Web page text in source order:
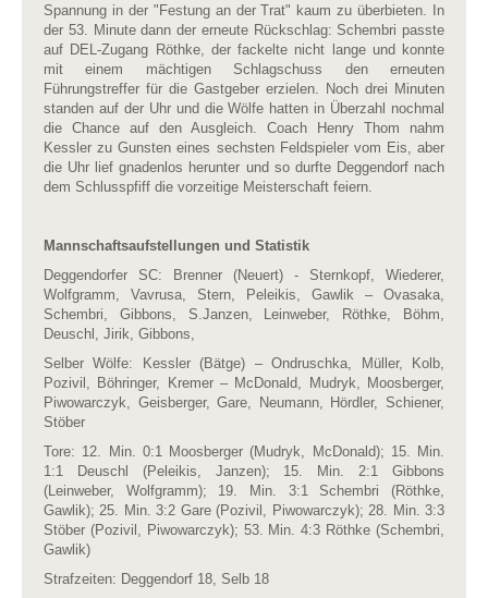
Spannung in der "Festung an der Trat" kaum zu überbieten. In
der 53. Minute dann der erneute Rückschlag: Schembri passte
auf DEL-Zugang Röthke, der fackelte nicht lange und konnte
mit einem mächtigen Schlagschuss den erneuten
Führungstreffer für die Gastgeber erzielen. Noch drei Minuten
standen auf der Uhr und die Wölfe hatten in Überzahl nochmal
die Chance auf den Ausgleich. Coach Henry Thom nahm
Kessler zu Gunsten eines sechsten Feldspieler vom Eis, aber
die Uhr lief gnadenlos herunter und so durfte Deggendorf nach
dem Schlusspfiff die vorzeitige Meisterschaft feiern.
Mannschaftsaufstellungen und Statistik
Deggendorfer SC: Brenner (Neuert) - Sternkopf, Wiederer,
Wolfgramm, Vavrusa, Stern, Peleikis, Gawlik – Ovasaka,
Schembri, Gibbons, S.Janzen, Leinweber, Röthke, Böhm,
Deuschl, Jirik, Gibbons,
Selber Wölfe: Kessler (Bätge) – Ondruschka, Müller, Kolb,
Pozivil, Böhringer, Kremer – McDonald, Mudryk, Moosberger,
Piwowarczyk, Geisberger, Gare, Neumann, Hördler, Schiener,
Stöber
Tore: 12. Min. 0:1 Moosberger (Mudryk, McDonald); 15. Min.
1:1 Deuschl (Peleikis, Janzen); 15. Min. 2:1 Gibbons
(Leinweber, Wolfgramm); 19. Min. 3:1 Schembri (Röthke,
Gawlik); 25. Min. 3:2 Gare (Pozivil, Piwowarczyk); 28. Min. 3:3
Stöber (Pozivil, Piwowarczyk); 53. Min. 4:3 Röthke (Schembri,
Gawlik)
Strafzeiten: Deggendorf 18, Selb 18